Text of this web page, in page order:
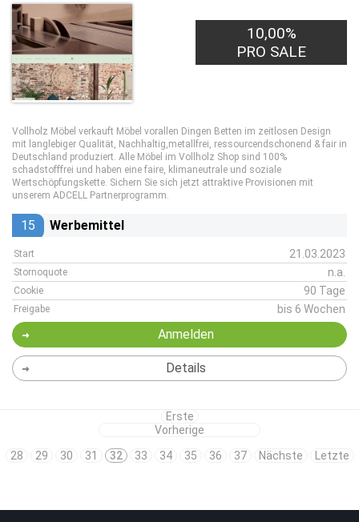
10,00%
PRO SALE
Vollholz Möbel verkauft Möbel vorallen Dingen Betten im zeitlosen Design
mit langlebiger Qualität, Nachhaltig,metallfrei, ressourcendschonend & fair in
Deutschland produziert. Alle Möbel im Vollholz Shop sind 100%
schadstofffrei und haben eine faire, klimaneutrale und soziale
Wertschöpfungskette. Sichern Sie sich jetzt attraktive Provisionen mit
unserem ADCELL Partnerprogramm.
15 Werbemittel
Start 21.03.2023
Stornoquote n.a.
Cookie 90 Tage
Freigabe bis 6 Wochen
Anmelden
Details
Erste
Vorherige
28
29 30 31 32 33 34 35 36 37 Nächste Letzte